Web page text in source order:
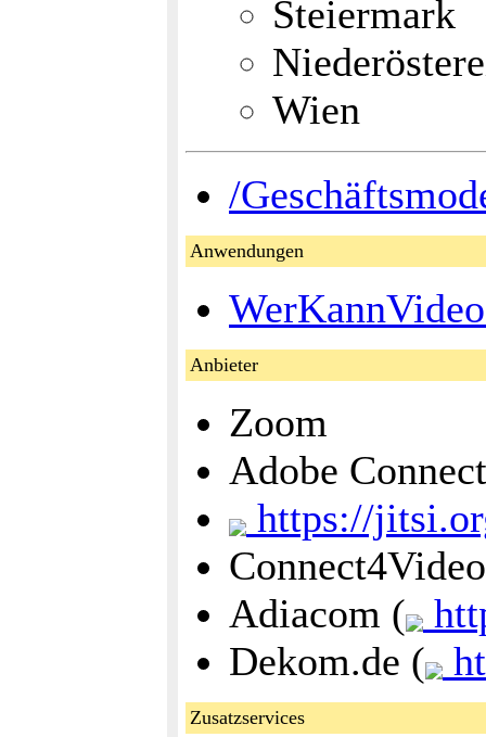
Steiermark
Wien
/
Anwendungen
Anbieter
Zoom
Adobe Connect
https://
Connect4Video
Adiacom (
Dekom.de (
Zusatzservices